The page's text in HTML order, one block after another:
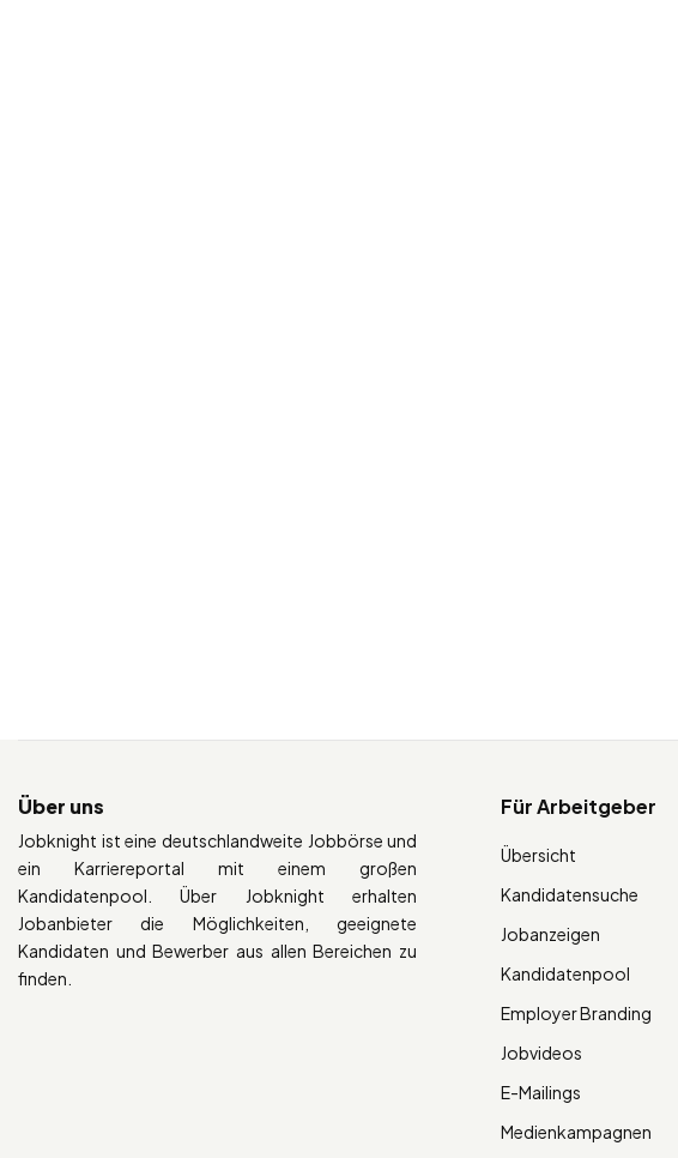
Über uns
Jobknight ist eine deutschlandweite Jobbörse und
ein Karriereportal mit einem großen
Kandidatenpool. Über Jobknight erhalten
Jobanbieter die Möglichkeiten, geeignete
Kandidaten und Bewerber aus allen Bereichen zu
finden.
Für Arbeitgeber
Übersicht
Kandidatensuche
Jobanzeigen
Kandidatenpool
Employer Branding
Jobvideos
E-Mailings
Medienkampagnen